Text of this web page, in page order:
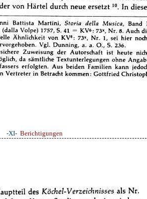
-XI- Berichtigungen